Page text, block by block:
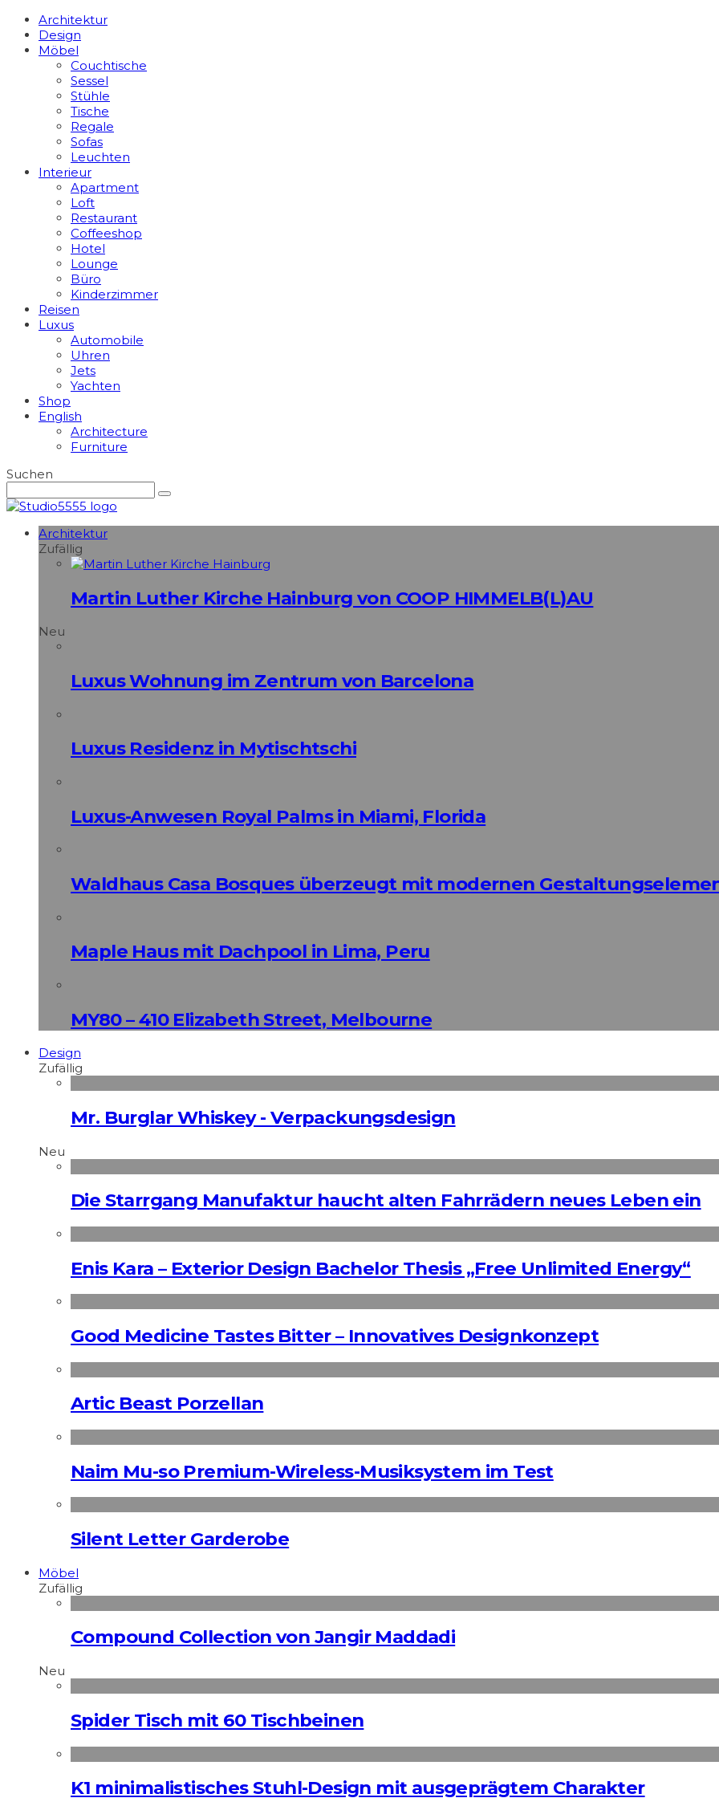
Architektur
Design
Möbel
Couchtische
Sessel
Stühle
Tische
Regale
Sofas
Leuchten
Interieur
Apart­ment
Loft
Restaurant
Coffeeshop
Hotel
Lounge
Büro
Kinderzimmer
Reisen
Luxus
Automobile
Uhren
Jets
Yachten
Shop
English
Architecture
Furniture
Suchen
Architektur
Zufällig
Martin Luther Kirche Hainburg von COOP HIMMELB(L)AU
Neu
Luxus Wohnung im Zentrum von Barcelona
Luxus Residenz in Mytischtschi
Luxus-Anwesen Royal Palms in Miami, Florida
Waldhaus Casa Bosques überzeugt mit modernen
Maple Haus mit Dachpool in Lima, Peru
MY80 – 410 Elizabeth Street, Melbourne
Design
Zufällig
Mr. Burglar Whiskey - Verpackungsdesign
Neu
Die Starrgang Manufaktur haucht alten Fahrrädern neues Leben ein
Enis Kara – Exterior Design Bachelor Thesis „Free Unlimited Energy“
Good Medicine Tastes Bitter – Innovatives Designkonzept
Artic Beast Porzellan
Naim Mu-so Premium-Wireless-Musiksystem im Test
Silent Letter Garderobe
Möbel
Zufällig
Compound Collection von Jangir Maddadi
Neu
Spider Tisch mit 60 Tischbeinen
K1 minimalistisches Stuhl-Design mit ausgeprägtem Charakter